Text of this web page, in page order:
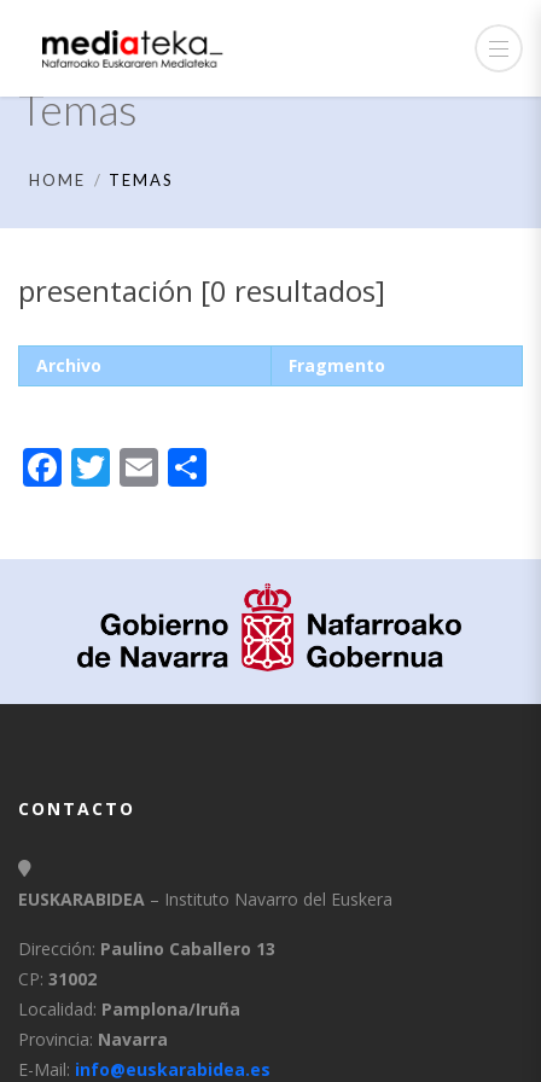
Temas
HOME TEMAS
presentación [0 resultados]
Archivo Fragmento
Facebook
Twitter
Email
CONTACTO
EUSKARABIDEA – Instituto Navarro del Euskera
Dirección: Paulino Caballero 13
CP: 31002
Localidad: Pamplona/Iruña
Provincia: Navarra
E-Mail: info@euskarabidea.es